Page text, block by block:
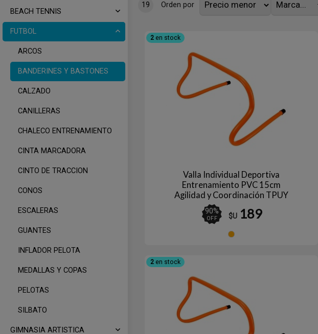
BEACH TENNIS
FUTBOL
ARCOS
BANDERINES Y BASTONES
CALZADO
CANILLERAS
CHALECO ENTRENAMIENTO
CINTA MARCADORA
CINTO DE TRACCION
CONOS
ESCALERAS
GUANTES
INFLADOR PELOTA
MEDALLAS Y COPAS
PELOTAS
SILBATO
GIMNASIA ARTISTICA
19 Orden por
2en stock
Valla Individual Deportiva
Entrenamiento PVC 15cm
Agilidad y Coordinación TPUY
90%
OFF $U 189
2en stock